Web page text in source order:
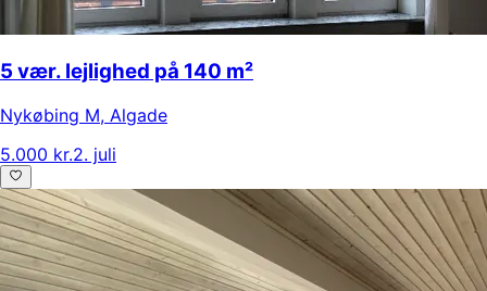
5 vær. lejlighed på 140 m²
Nykøbing M, Algade
5.000 kr.2. juli